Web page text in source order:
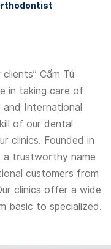
Cẩm Tú
in taking care of
International
of our dental
clinics. Founded in
a trustworthy name
customers from
clinics offer a wide
basic to specialized.